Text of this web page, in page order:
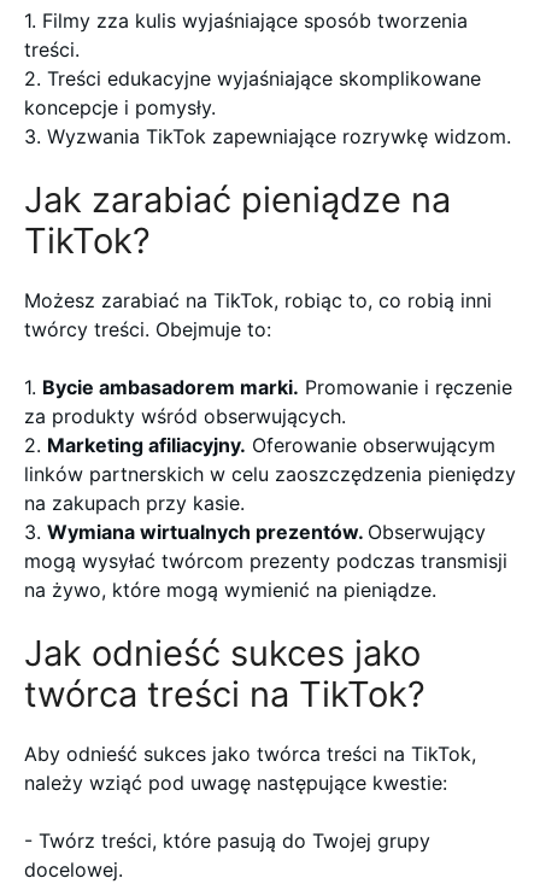
1. Filmy zza kulis wyjaśniające sposób tworzenia
treści.
2. Treści edukacyjne wyjaśniające skomplikowane
koncepcje i pomysły.
3. Wyzwania TikTok zapewniające rozrywkę widzom.
Jak zarabiać pieniądze na
TikTok?
Możesz zarabiać na TikTok, robiąc to, co robią inni
twórcy treści. Obejmuje to:
1. Bycie ambasadorem marki. Promowanie i ręczenie
za produkty wśród obserwujących.
2. Marketing afiliacyjny. Oferowanie obserwującym
linków partnerskich w celu zaoszczędzenia pieniędzy
na zakupach przy kasie.
3. Wymiana wirtualnych prezentów. Obserwujący
mogą wysyłać twórcom prezenty podczas transmisji
na żywo, które mogą wymienić na pieniądze.
Jak odnieść sukces jako
twórca treści na TikTok?
Aby odnieść sukces jako twórca treści na TikTok,
należy wziąć pod uwagę następujące kwestie:
- Twórz treści, które pasują do Twojej grupy
docelowej.